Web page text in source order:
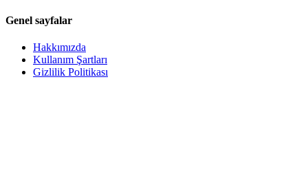
Genel sayfalar
Hakkımızda
Kullanım Şartları
Gizlilik Politikası